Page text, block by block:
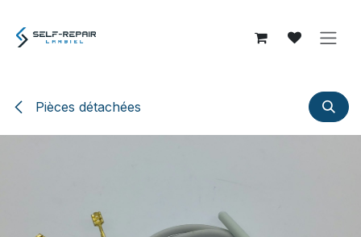
Pièces détachées